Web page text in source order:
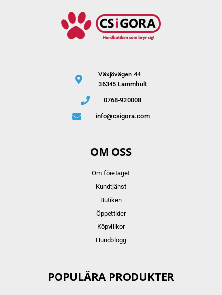
Växjövägen 44
36345 Lammhult
0768-920008
info@csigora.com
OM OSS
Om företaget
Kundtjänst
Butiken
Öppettider
Köpvillkor
Hundblogg
POPULÄRA PRODUKTER